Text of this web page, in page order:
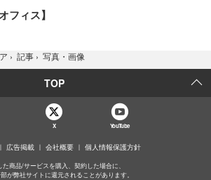
フィス】
› 記事 › 写真・画像
TOP
X YouTube
広告掲載 会社概要 個人情報保護方針
た商品/サービスを購入、契約した場合に、
が弊社サイトに還元されることがあります。